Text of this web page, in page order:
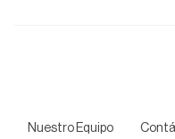
Nuestro Equipo